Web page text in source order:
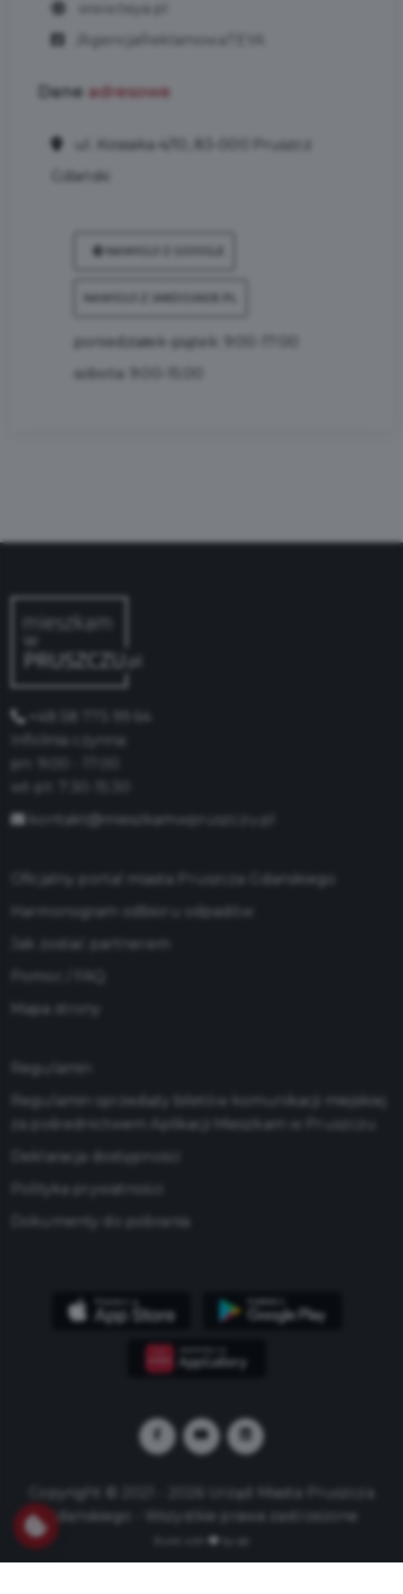
Dane adresowe
ul. Kossaka 4/10, 83-000 Pruszcz
Gdański
NAWIGUJ Z GOOGLE
NAWIGUJ Z JAKDOJADE.PL
poniedziałek-piątek: 9:00-17:00
sobota: 9:00-15:00
+48 58 775 99 64
Infolinia czynna:
kontakt@mieszkamwpruszczu.pl
Oficjalny portal miasta Pruszcza Gdańskiego
Harmonogram odbioru odpadów
Jak zostać partnerem
Mapa strony
Regulamin
Regulamin sprzedaży biletów komunikacji miejskiej
za pośrednictwem Aplikacji Mieszkam w Pruszczu
Deklaracja dostępności
Polityka prywatności
Dokumenty do pobrania
Copyright © 2021 - 2026 Urząd Miasta Pruszcza
Gdańskiego - Wszystkie prawa zastrzeżone